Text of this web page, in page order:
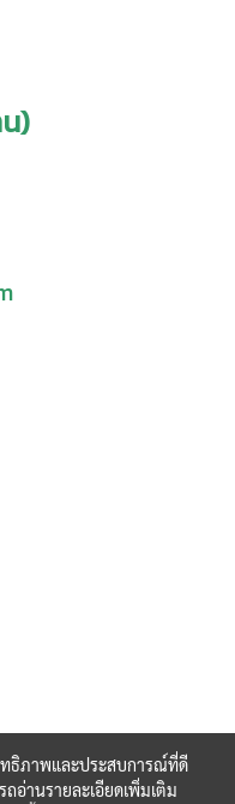
)
ทธิภาพและประสบการณ์ที่ดี
อ่านรายละเอียดเพิ่มเติม